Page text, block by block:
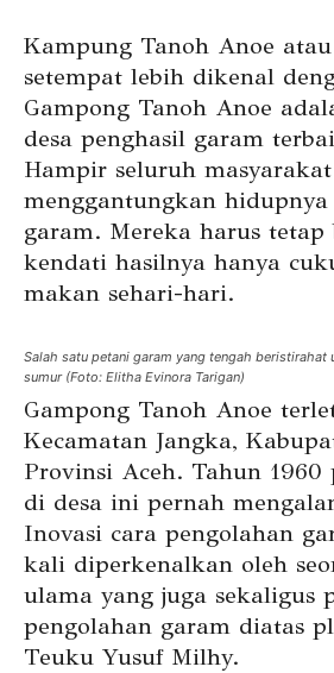
Kampung Tanoh Anoe
setempat lebih dikenal
Gampong Tanoh Anoe
desa penghasil garam
Hampir seluruh
menggantungkan
garam. Mereka harus tetap
kendati hasilnya hanya
makan sehari-hari.
Salah satu petani garam yang tengah beristirahat
sumur (Foto: Elitha Evinora Tarigan)
Gampong Tanoh Anoe
Kecamatan Jangka,
Provinsi Aceh. Tahun
di desa ini pernah
Inovasi cara pengolahan
kali diperkenalkan oleh
ulama yang juga sekaligus
pengolahan garam diatas
Teuku Yusuf Milhy.